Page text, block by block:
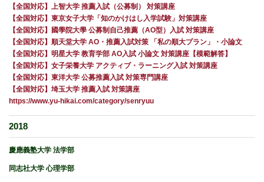
【全国対応】上智大学 推薦入試（公募制） 対策講座
【全国対応】東京女子大学「知のかけはし入学試験」対策講座
【全国対応】國學院大學 公募制自己推薦（AO型）入試 対策講座
【全国対応】順天堂大学 AO・推薦入試対策 「私の順大プラン」・小論文
【全国対応】明星大学 教育学部 AO入試 小論文 対策講座【模範解答】
【全国対応】女子栄養大学 アクティブ・ラーニング入試 対策講座
【全国対応】東洋大学 公募推薦入試 対策専門講座
【全国対応】埼玉大学 推薦入試 対策講座
https://www.yu-hikai.com/category/senryuu
2018
慶應義塾大学 法学部
同志社大学 心理学部